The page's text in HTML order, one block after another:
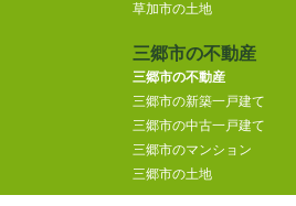
草加市の土地
三郷市の不動産
三郷市の不動産
三郷市の新築一戸建て
三郷市の中古一戸建て
三郷市のマンション
三郷市の土地